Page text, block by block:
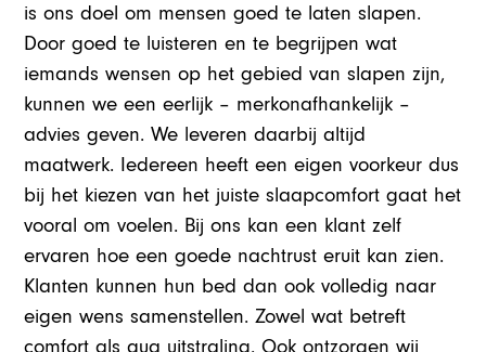
is ons doel om mensen goed te laten slapen.
Door goed te luisteren en te begrijpen wat
iemands wensen op het gebied van slapen zijn,
kunnen we een eerlijk – merkonafhankelijk –
advies geven. We leveren daarbij altijd
maatwerk. Iedereen heeft een eigen voorkeur dus
bij het kiezen van het juiste slaapcomfort gaat het
vooral om voelen. Bij ons kan een klant zelf
ervaren hoe een goede nachtrust eruit kan zien.
Klanten kunnen hun bed dan ook volledig naar
eigen wens samenstellen. Zowel wat betreft
comfort als qua uitstraling. Ook ontzorgen wij